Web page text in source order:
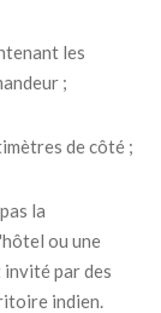
les
;
de côté ;
la
ou une
par des
indien.